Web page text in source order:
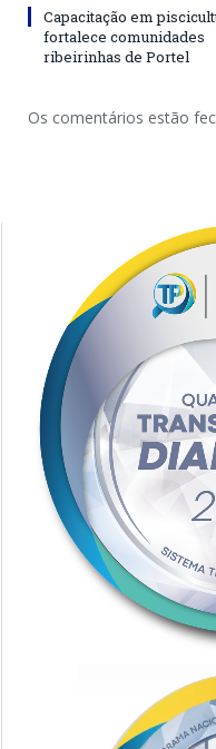
Capacitação em
fortalece comunidades
ribeirinhas de Portel
Os comentários estão